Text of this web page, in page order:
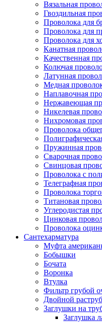
Вязальная
Гвоздильная
Проволока для
Проволока для
Проволока для
Канатная
Качественная
Колючая
Латунная
Медная
Наплавочная
Нержавеющая
Никелевая
Нихромовая
Проволока
Пружинная
Сварочная
Свинцовая
Проволока с
Телеграфная
Проволока
Титановая
Углеродистая
Цинковая
Проволока
Сантехарматура
Муфта
Бобышки
Бочата
Воронка
Втулка
Фильтр грубой
Двойной раструб
Заглушки на
Заглушка